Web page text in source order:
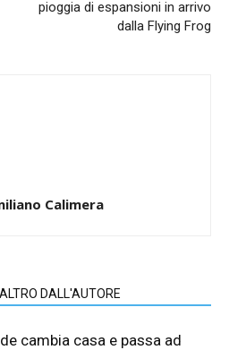
pioggia di espansioni in arrivo
dalla Flying Frog
Calimera
ALTRO DALL'AUTORE
cambia casa e passa ad